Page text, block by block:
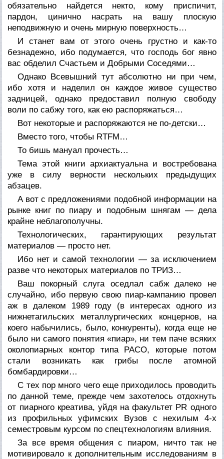
обязательно найдется некто, кому приспичит,
пардон, цинично насрать на вашу плоскую
неподвижную и очень мирную поверхность…
И станет вам от этого очень грустно и как-то
безнадежно, ибо подумается, что господь бог явно
вас обделил Счастьем и Добрыми Соседями…
Однако Всевышний тут абсолютно ни при чем,
ибо хотя и наделил он каждое живое существо
задницей, однако предоставил полную свободу
воли по сабжу того, как ею распоряжаться…
Вот некоторые и распоряжаются не по-детски…
Вместо того, чтобы RTFM…
То бишь мануал прочесть…
Тема этой книги архиактуальна и востребована
уже в силу верности нескольких предыдущих
абзацев.
А вот с предложениями подобной информации на
рынке книг по пиару и подобным шнягам — дела
крайне неблагополучны.
Технологических, гарантирующих результат
материалов — просто нет.
Ибо нет и самой технологии — за исключением
разве что некоторых материалов по ТРИЗ…
Ваш покорный слуга оседлал сабж далеко не
случайно, ибо первую свою пиар-кампанию провел
аж в далеком 1989 году (в интересах одного из
нижнетагильских металлургических концернов, на
коего набычились, было, конкуренты), когда еще не
было ни самого понятия «пиар», ни тем паче всяких
околопиарных контор типа РАСО, которые потом
стали возникать как грибы после атомной
бомбардировки…
С тех пор много чего еще приходилось проводить
по данной теме, прежде чем захотелось отдохнуть
от пиарного креатива, уйдя на факультет PR одного
из профильных уфимских Вузов с нехилым 4-х
семестровым курсом по спецтехнологиям влияния.
За все время общения с пиаром, ничто так не
мотивировало к дополнительным исследованиям в